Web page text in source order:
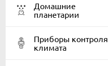
Домашние
планетарии
Приборы контроля
климата